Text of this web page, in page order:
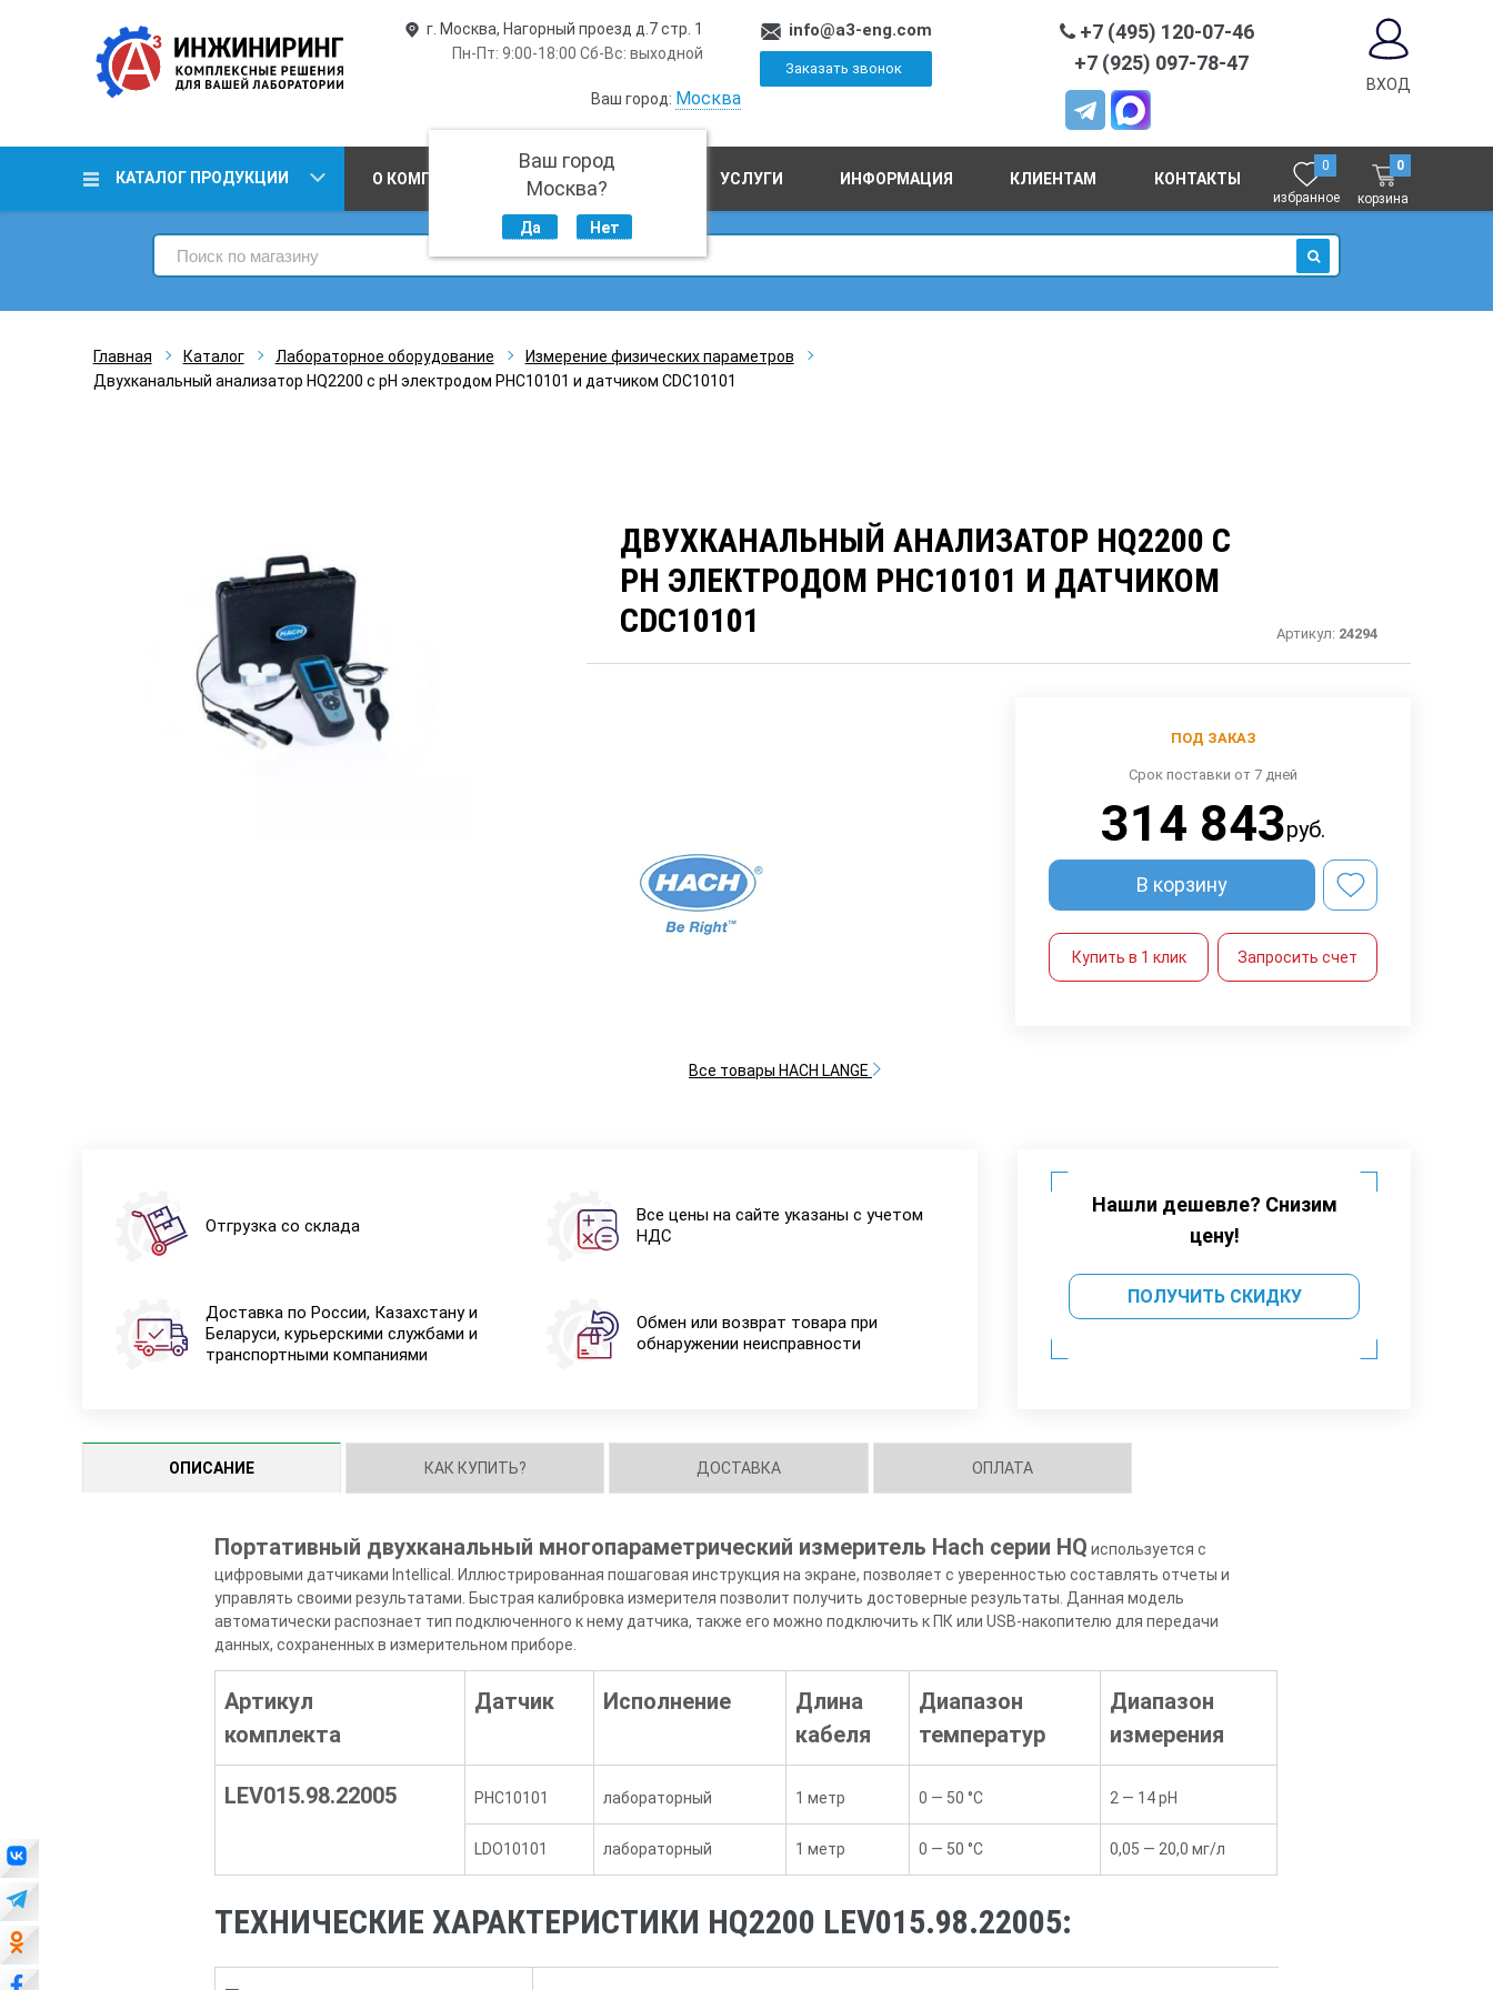
г. Москва, Нагорный проезд д.7 стр. 1
Пн-Пт: 9:00-18:00 Сб-Вс: выходной
Ваш город: Москва
Ваш город
Москва?
Да Нет
info@a3-eng.com
Заказать звонок
+7 (495) 120-07-46
+7 (925) 097-78-47
ВХОД
КАТАЛОГ ПРОДУКЦИИ О КОМПАНИИ ПРОИЗВОДСТВО УСЛУГИ ИНФОРМАЦИЯ КЛИЕНТАМ КОНТАКТЫ
0
избранное
0
корзина
ИСКАТЬ
Главная Каталог Лабораторное оборудование
Измерение физических параметров
Двухканальный анализатор HQ2200 c pH электродом PHC10101 и датчиком CDC10101
ДВУХКАНАЛЬНЫЙ АНАЛИЗАТОР HQ2200 C
PH ЭЛЕКТРОДОМ PHC10101 И ДАТЧИКОМ
CDC10101
Артикул: 24294
Все товары HACH LANGE
ПОД ЗАКАЗ
Срок поставки от 7 дней
314 843руб.
В корзину
Купить в 1 клик Запросить счет
Отгрузка со склада
Все цены на сайте указаны с учетом
НДС
Доставка по России, Казахстану и
Беларуси, курьерскими службами и
транспортными компаниями
Обмен или возврат товара при
обнаружении неисправности
Нашли дешевле? Снизим
цену!
ПОЛУЧИТЬ СКИДКУ
ОПИСАНИЕ КАК КУПИТЬ? ДОСТАВКА ОПЛАТА
Портативный двухканальный многопараметрический измеритель Hach серии HQ используется с
цифровыми датчиками Intellical. Иллюстрированная пошаговая инструкция на экране, позволяет с уверенностью составлять отчеты и
управлять своими результатами. Быстрая калибровка измерителя позволит получить достоверные результаты. Данная модель
автоматически распознает тип подключенного к нему датчика, также его можно подключить к ПК или USB-накопителю для передачи
данных, сохраненных в измерительном приборе.
Артикул
комплекта
Датчик Исполнение
Длина
кабеля
Диапазон
температур
Диапазон
измерения
LEV015.98.22005 PHC10101 лабораторный 1 метр 0 — 50 °C 2 — 14 pH
LDO10101 лабораторный 1 метр 0 — 50 °C 0,05 — 20,0 мг/л
ТЕХНИЧЕСКИЕ ХАРАКТЕРИСТИКИ HQ2200 LEV015.98.22005: